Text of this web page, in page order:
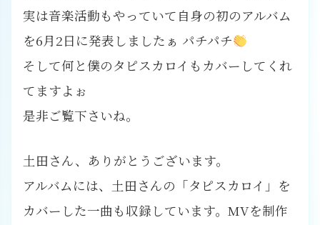
実は音楽活動もやっていて自身の初のアルバム
を6月2日に発表しましたぁ パチパチ
そして何と僕のタピスカロイもカバーしてくれ
てますよぉ
是非ご覧下さいね。
土田さん、ありがとうございます。
アルバムには、土田さんの「タピスカロイ」を
カバーした一曲も収録しています。MVを制作